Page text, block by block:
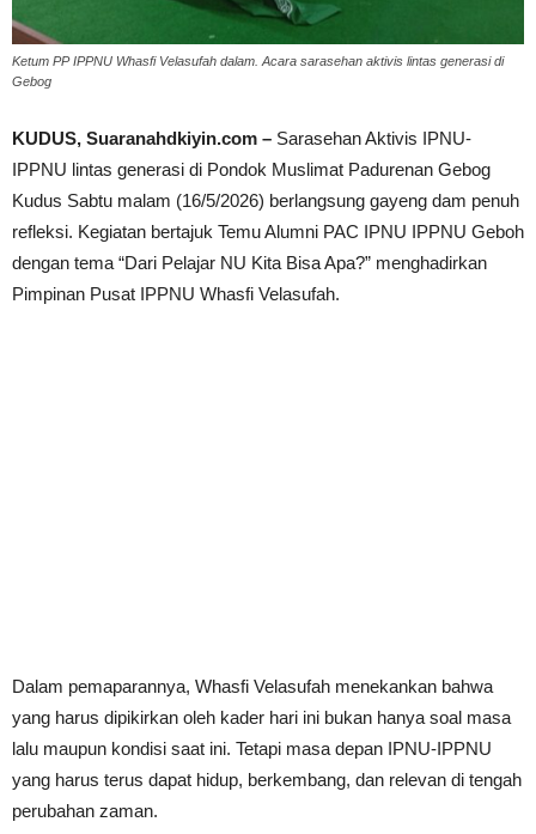
Ketum PP IPPNU Whasfi Velasufah dalam. Acara sarasehan aktivis lintas generasi di
Gebog
KUDUS, Suaranahdkiyin.com – Sarasehan Aktivis IPNU-
IPPNU lintas generasi di Pondok Muslimat Padurenan Gebog
Kudus Sabtu malam (16/5/2026) berlangsung gayeng dam penuh
refleksi. Kegiatan bertajuk Temu Alumni PAC IPNU IPPNU Geboh
dengan tema “Dari Pelajar NU Kita Bisa Apa?” menghadirkan
Pimpinan Pusat IPPNU Whasfi Velasufah.
Dalam pemaparannya, Whasfi Velasufah menekankan bahwa
yang harus dipikirkan oleh kader hari ini bukan hanya soal masa
lalu maupun kondisi saat ini. Tetapi masa depan IPNU-IPPNU
yang harus terus dapat hidup, berkembang, dan relevan di tengah
perubahan zaman.